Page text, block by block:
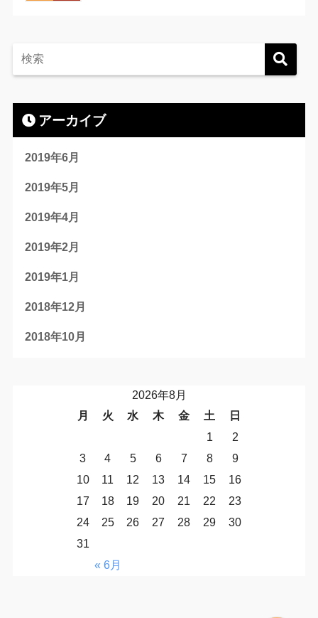
アーカイブ
2019年6月
2019年5月
2019年4月
2019年2月
2019年1月
2018年12月
2018年10月
2026年8月
月
火 水 木 金 土 日
« 6月
1
2
3
4 5 6 7 8
9
10
11 12 13 14 15
16
17
18 19 20 21 22
23
24
25 26 27 28 29
30
31